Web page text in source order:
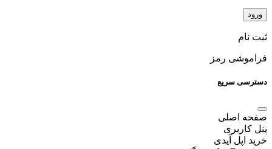
ثبت نام
فراموشی رمز
دسترسی سریع
صفحه اصلی
پنل کاربری
خرید اپل آیدی